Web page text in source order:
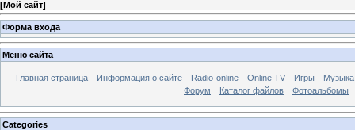
[Мой сайт]
Форма входа
Меню сайта
Главная страница Информация о сайте Radio-online Online TV Игры
Музыка
Форум
Каталог файлов Фотоальбомы
Categories